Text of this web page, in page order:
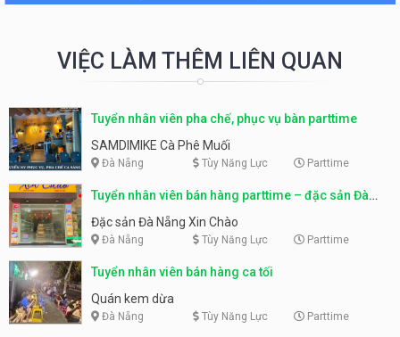
VIỆC LÀM THÊM LIÊN QUAN
Tuyển nhân viên pha chế, phục vụ bàn parttime
SAMDIMIKE Cà Phê Muối
Đà Nẵng Tùy Năng Lực Parttime
Tuyển nhân viên bán hàng parttime – đặc sản Đà
Nẵng
Đặc sản Đà Nẵng Xin Chào
Đà Nẵng Tùy Năng Lực Parttime
Tuyển nhân viên bán hàng ca tối
Quán kem dừa
Đà Nẵng Tùy Năng Lực Parttime